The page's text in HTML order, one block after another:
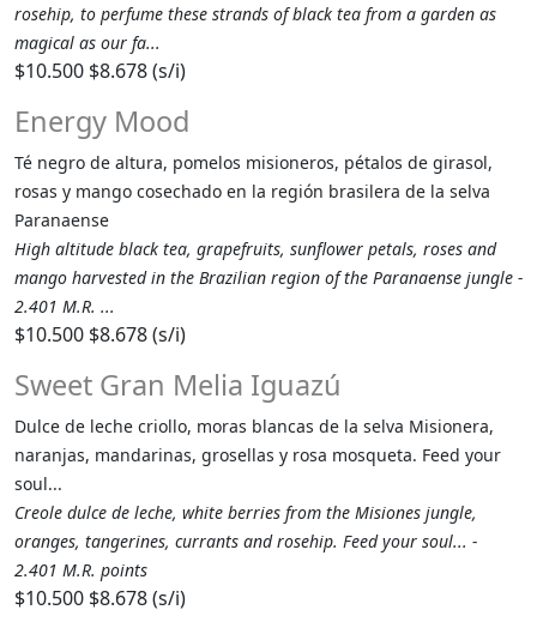
rosehip, to perfume these strands of black tea from a garden as
magical as our fa...
$10.500 $8.678 (s/i)
Energy Mood
Té negro de altura, pomelos misioneros, pétalos de girasol,
rosas y mango cosechado en la región brasilera de la selva
Paranaense
High altitude black tea, grapefruits, sunflower petals, roses and
mango harvested in the Brazilian region of the Paranaense jungle -
2.401 M.R. ...
$10.500 $8.678 (s/i)
Sweet Gran Melia Iguazú
Dulce de leche criollo, moras blancas de la selva Misionera,
naranjas, mandarinas, grosellas y rosa mosqueta. Feed your
soul...
Creole dulce de leche, white berries from the Misiones jungle,
oranges, tangerines, currants and rosehip. Feed your soul... -
2.401 M.R. points
$10.500 $8.678 (s/i)